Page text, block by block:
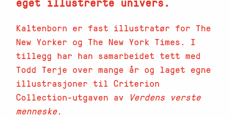
Kaltenborn er fast illustratør for The
New Yorker og The New York Times. I
tillegg har han samarbeidet tett med
Todd Terje over mange år og laget egne
illustrasjoner til Criterion
Collection-utgaven av Verdens verste
menneske.